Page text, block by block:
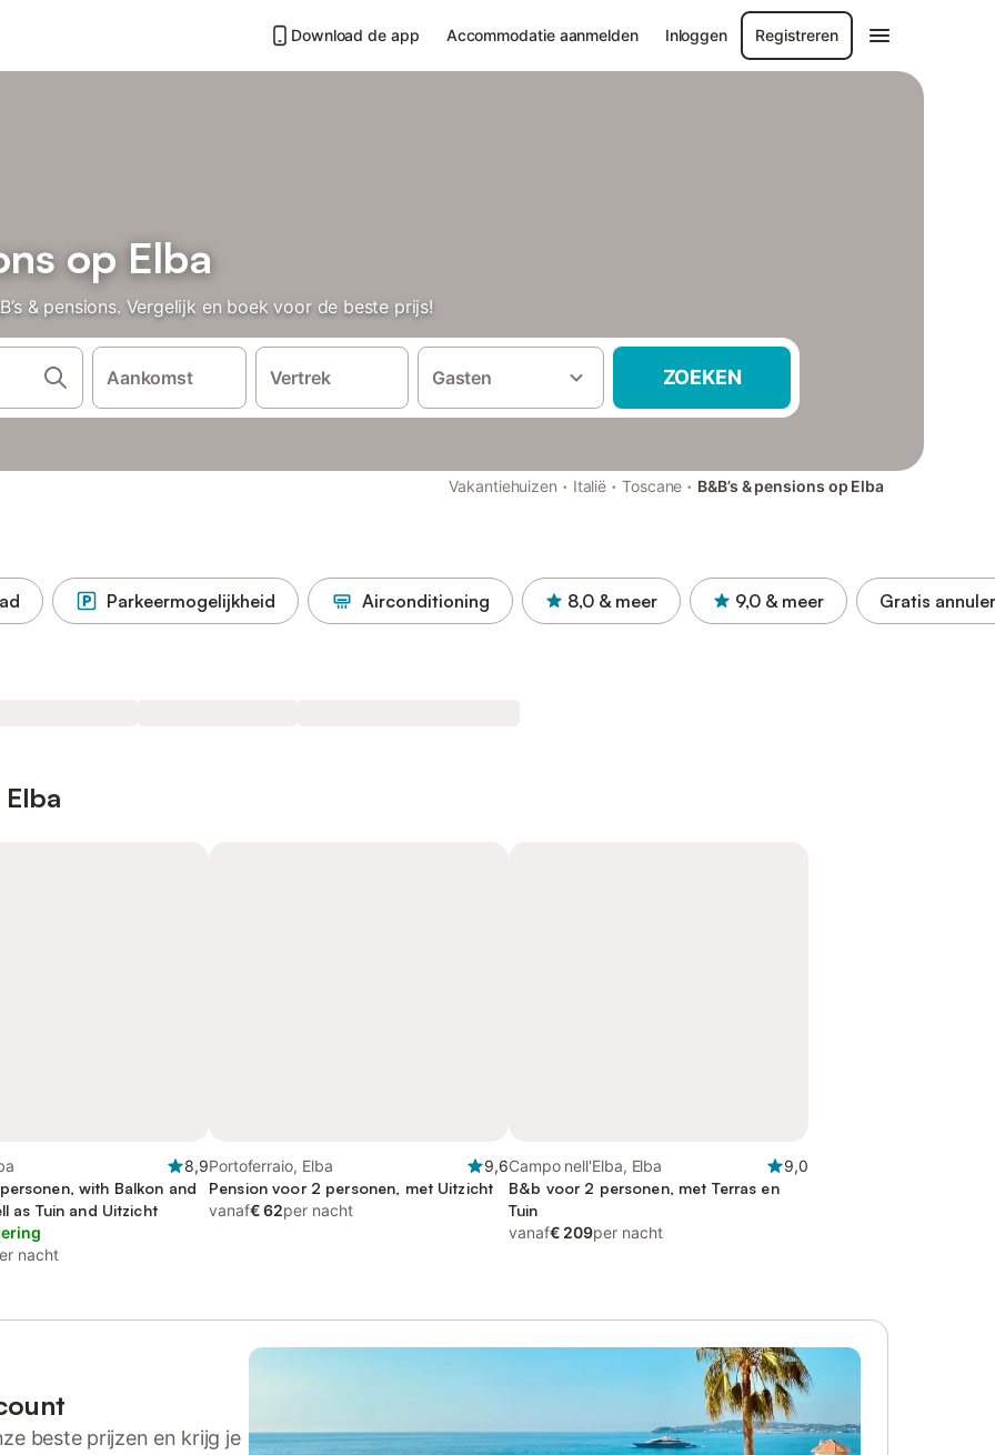
Download de app Accommodatie aanmelden Inloggen Registreren
op Elba
& pensions. Vergelijk en boek voor de beste prijs!
Aankomst Vertrek Gasten ZOEKEN
Vakantiehuizen · Italië · Toscane · B&B’s & pensions op Elba
Parkeermogelijkheid Airconditioning 8,0 & meer 9,0 & meer Gratis
8,9
with Balkon and
as Tuin and Uitzicht
nacht
Portoferraio, Elba
9,6
Pension voor 2 personen, met Uitzicht
vanaf€ 62per nacht
Campo nell'Elba, Elba
9,0
B&b voor 2 personen, met Terras en
Tuin
vanaf€ 209per nacht
beste prijzen en krijg je